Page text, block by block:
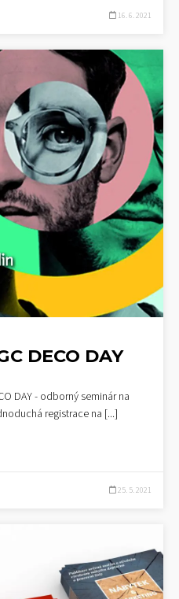
16. 6. 2021
DECO DAY
DAY - odborný seminár na
registrace na [...]
25. 5. 2021